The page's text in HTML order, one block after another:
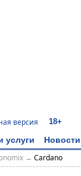
версия 18+
услуги Новости
→ Cardano